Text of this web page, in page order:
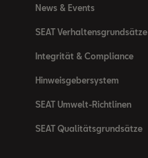
News & Events
SEAT Verhaltensgrundsätze
Integrität & Compliance
Hinweisgebersystem
SEAT Umwelt-Richtlinen
SEAT Qualitätsgrundsätze